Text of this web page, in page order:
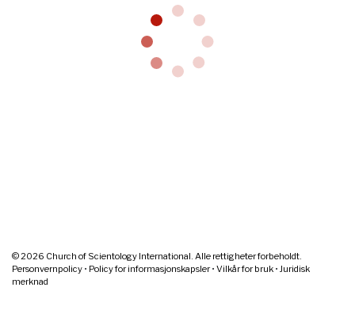
© 2026 Church of Scientology International. Alle rettigheter forbeholdt.
Personvernpolicy • Policy for informasjonskapsler• Vilkår for bruk • Juridisk
merknad